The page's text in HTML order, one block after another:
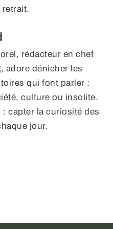
retrait.
rédacteur en chef
adore dénicher les
qui font parler :
culture ou insolite.
: capter la curiosité des
jour.